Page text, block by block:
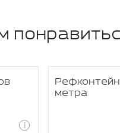
метра